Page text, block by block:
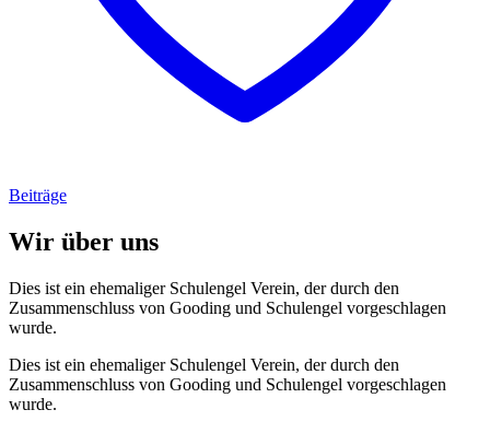
Beiträge
Wir über uns
Dies ist ein ehemaliger Schulengel Verein, der durch den
Zusammenschluss von Gooding und Schulengel vorgeschlagen
wurde.
Dies ist ein ehemaliger Schulengel Verein, der durch den
Zusammenschluss von Gooding und Schulengel vorgeschlagen
wurde.